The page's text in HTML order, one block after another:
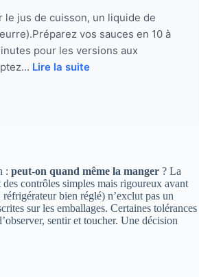
le jus de cuisson, un liquide de
vos sauces en 10 à
pour les versions aux
Lire la suite
: peut-on quand même la manger ? La
contrôles simples mais rigoureux avant
bien réglé) n’exclut pas un
sur les emballages. Certaines tolérances
sentir et toucher. Une décision